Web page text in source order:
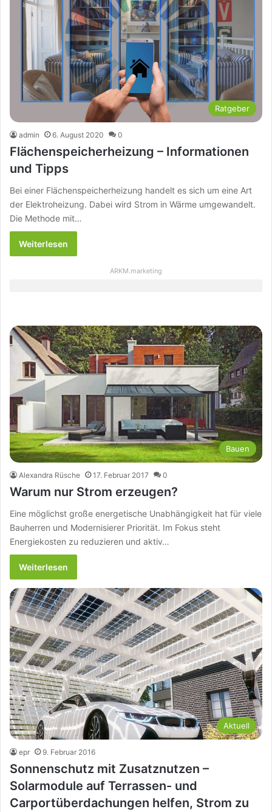
Ratgeber
admin 6. August 2020 0
Flächenspeicherheizung – Informationen
und Tipps
Bei einer Flächenspeicherheizung handelt es sich um eine Art
der Elektroheizung. Dabei wird Strom in Wärme umgewandelt.
Die Methode mit…
Weiterlesen
ARKM.marketing
Bauen
Alexandra Rüsche 17. Februar 2017 0
Warum nur Strom erzeugen?
Eine möglichst große energetische Unabhängigkeit hat für viele
Bauherren und Modernisierer Priorität. Im Fokus steht
Energiekosten zu reduzieren und aktiv…
Weiterlesen
Aktuell
epr 9. Februar 2016
Sonnenschutz mit Zusatznutzen –
Solarmodule auf Terrassen- und
Carportüberdachungen helfen, Strom zu